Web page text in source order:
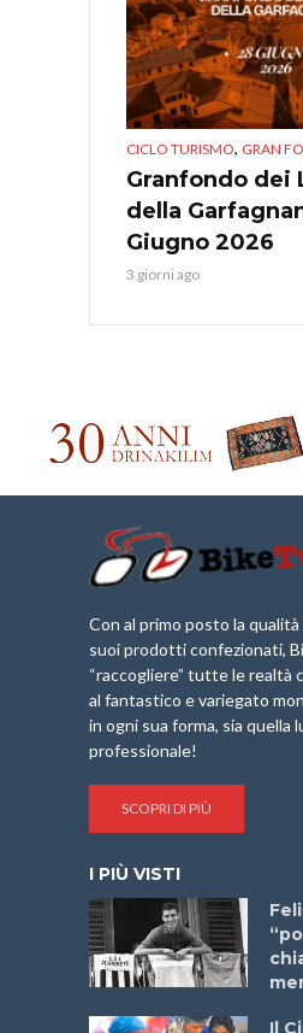
CICLO TURISMO, GRAN
Granfondo dei
della
Giugno 2026
3 giorni ago
Con al primo posto la
suoi prodotti confezionati,
“raccogliere” tutte le realtà
al fantastico e variegato
in ogni sua forma, sia quella
professionale!
SCOPRI DI PIÙ
I PIÙ VISTI
Il